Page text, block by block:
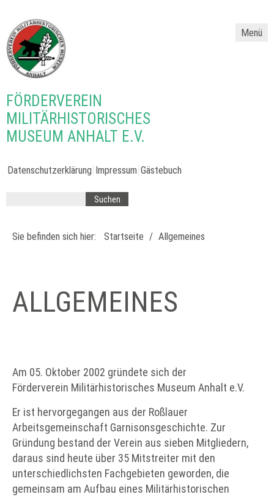
Menü
FÖRDERVEREIN
MILITÄRHISTORISCHES
MUSEUM ANHALT E.V.
Datenschutzerklärung Impressum Gästebuch
Sie befinden sich hier: Startseite / Allgemeines
ALLGEMEINES
Am 05. Oktober 2002 gründete sich der
Förderverein Militärhistorisches Museum Anhalt e.V.
Er ist hervorgegangen aus der Roßlauer
Arbeitsgemeinschaft Garnisonsgeschichte. Zur
Gründung bestand der Verein aus sieben Mitgliedern,
daraus sind heute über 35 Mitstreiter mit den
unterschiedlichsten Fachgebieten geworden, die
gemeinsam am Aufbau eines Militärhistorischen